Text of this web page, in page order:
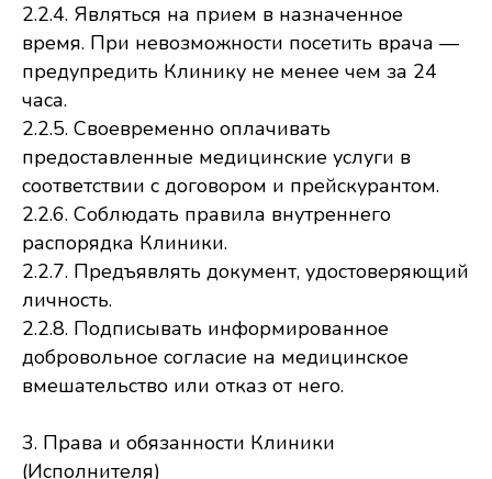
2.2.4. Являться на прием в назначенное
время. При невозможности посетить врача —
предупредить Клинику не менее чем за 24
часа.
2.2.5. Своевременно оплачивать
предоставленные медицинские услуги в
соответствии с договором и прейскурантом.
2.2.6. Соблюдать правила внутреннего
распорядка Клиники.
2.2.7. Предъявлять документ, удостоверяющий
личность.
2.2.8. Подписывать информированное
добровольное согласие на медицинское
вмешательство или отказ от него.
3. Права и обязанности Клиники
(Исполнителя)